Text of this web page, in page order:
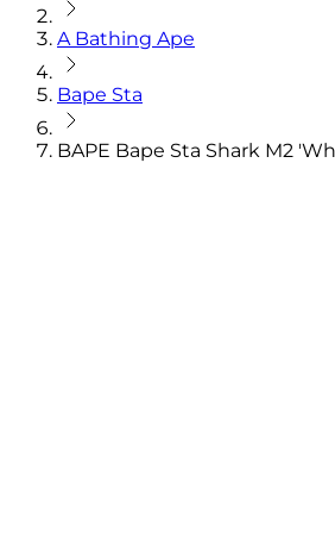
A Bathing Ape
Bape Sta
BAPE Bape Sta Shark M2